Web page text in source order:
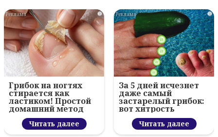
i
Грибок на ногтях
стирается как
ластиком! Простой
домашний метод
Читать далее
i
За 5 дней исчезнет
даже самый
застарелый грибок:
вот хитрость
Читать далее